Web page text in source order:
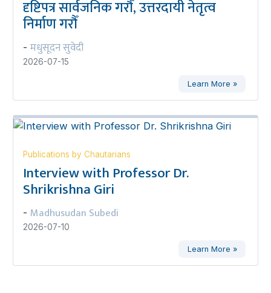
दृष्टिपत्र सार्वजनिक गरौँ, उत्तरदायी नेतृत्व
निर्माण गरौँ
- मधुसूदन सुवेदी
2026-07-15
Learn More »
Publications by Chautarians
Interview with Professor Dr.
Shrikrishna Giri
- Madhusudan Subedi
2026-07-10
Learn More »